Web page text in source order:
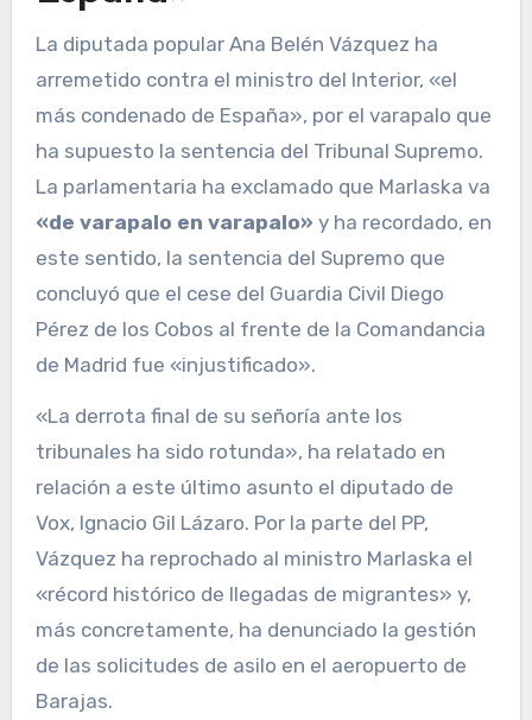
La diputada popular Ana Belén Vázquez ha
arremetido contra el ministro del Interior, «el
más condenado de España», por el varapalo que
ha supuesto la sentencia del Tribunal Supremo.
La parlamentaria ha exclamado que Marlaska va
«de varapalo en varapalo» y ha recordado, en
este sentido, la sentencia del Supremo que
concluyó que el cese del Guardia Civil Diego
Pérez de los Cobos al frente de la Comandancia
de Madrid fue «injustificado».
«La derrota final de su señoría ante los
tribunales ha sido rotunda», ha relatado en
relación a este último asunto el diputado de
Vox, Ignacio Gil Lázaro. Por la parte del PP,
Vázquez ha reprochado al ministro Marlaska el
«récord histórico de llegadas de migrantes» y,
más concretamente, ha denunciado la gestión
de las solicitudes de asilo en el aeropuerto de
Barajas.